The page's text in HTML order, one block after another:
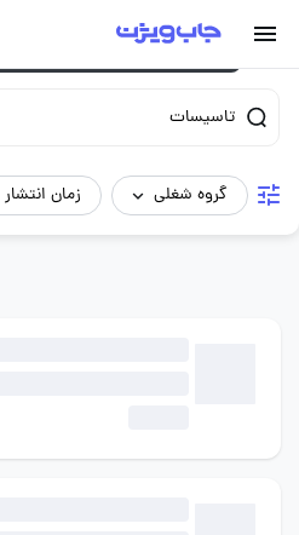
تاسیسات
گروه شغلی زمان انتشار
خود را خاموش کنید.